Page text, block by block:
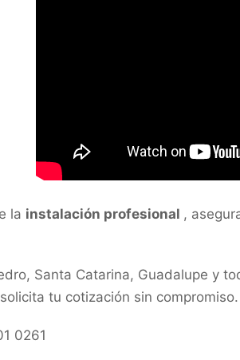
la instalación profesional ,
Santa Catarina, Guadalupe y
tu cotización sin compromiso.
0261